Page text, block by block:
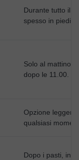
Durante tutto il
spesso in piedi
Solo al mattino,
dopo le 11.00.
Opzione
qualsiasi
Dopo i pasti, in